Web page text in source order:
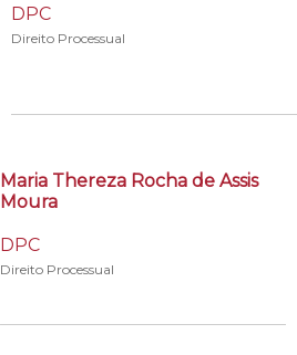
DPC
Direito Processual
Maria Thereza Rocha de Assis
Moura
DPC
Direito Processual